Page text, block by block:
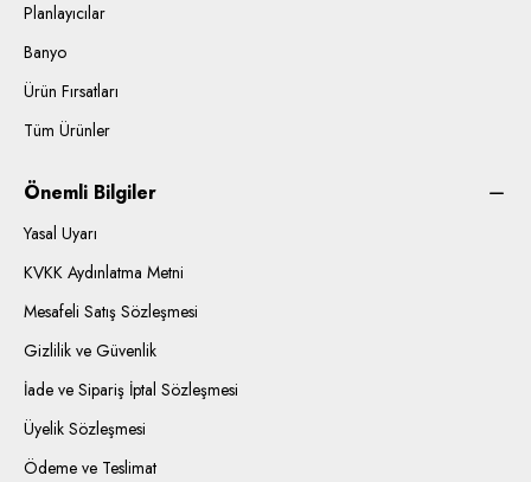
Planlayıcılar
Banyo
Ürün Fırsatları
Tüm Ürünler
Önemli Bilgiler
Yasal Uyarı
KVKK Aydınlatma Metni
Mesafeli Satış Sözleşmesi
Gizlilik ve Güvenlik
İade ve Sipariş İptal Sözleşmesi
Üyelik Sözleşmesi
Ödeme ve Teslimat